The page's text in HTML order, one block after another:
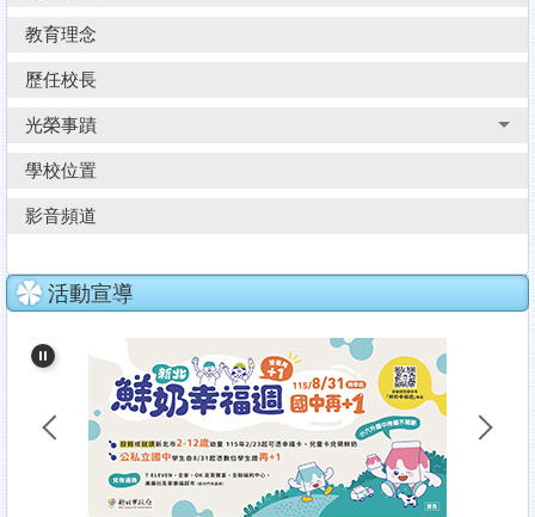
教育理念
歷任校長
光榮事蹟
學校位置
影音頻道
活動宣導